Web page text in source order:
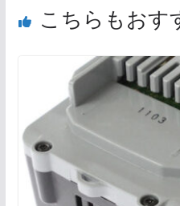
こちらもおす